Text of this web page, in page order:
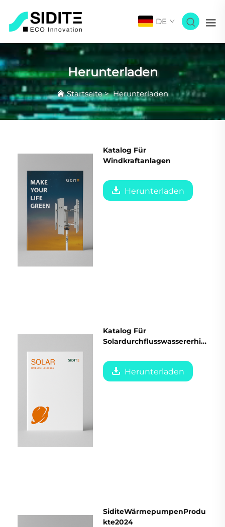
DE
Herunterladen
Startseite>Herunterladen
Katalog Für
Windkraftanlagen
Herunterladen
Katalog Für
Solardurchflusswassererhit
Herunterladen
SiditeWärmepumpenProdu
kte2024